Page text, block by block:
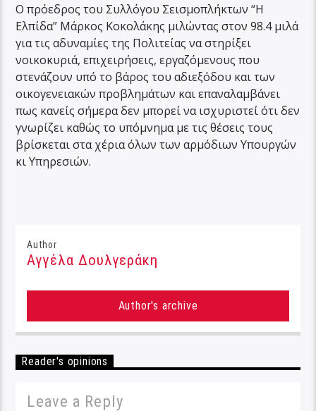
Ο πρόεδρος του Συλλόγου Σεισμοπλήκτων “Η
Ελπίδα” Μάρκος Κοκολάκης μιλώντας στον 98.4 μιλά
για τις αδυναμίες της Πολιτείας να στηρίξει
νοικοκυριά, επιχειρήσεις, εργαζόμενους που
στενάζουν υπό το βάρος του αδιεξόδου και των
οικογενειακών προβλημάτων και επαναλαμβάνει
πως κανείς σήμερα δεν μπορεί να ισχυριστεί ότι δεν
γνωρίζει καθώς το υπόμνημα με τις θέσεις τους
βρίσκεται στα χέρια όλων των αρμόδιων Υπουργών
κι Υπηρεσιών.
Author
Αγγέλα Δουλγεράκη
Author's archive
Reader's opinions
Leave a Reply